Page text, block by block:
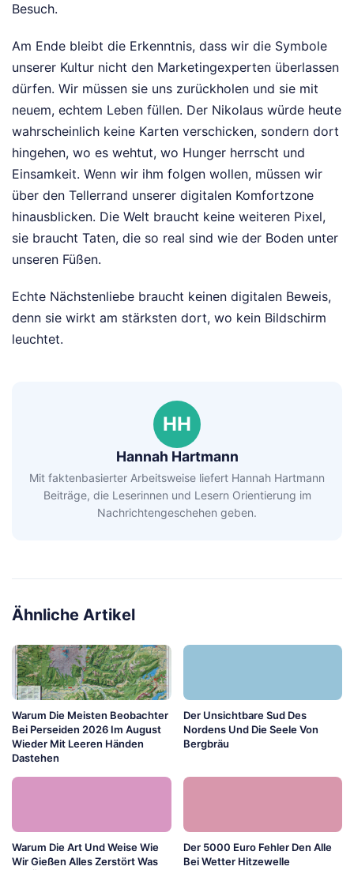
Besuch.
Am Ende bleibt die Erkenntnis, dass wir die Symbole
unserer Kultur nicht den Marketingexperten überlassen
dürfen. Wir müssen sie uns zurückholen und sie mit
neuem, echtem Leben füllen. Der Nikolaus würde heute
wahrscheinlich keine Karten verschicken, sondern dort
hingehen, wo es wehtut, wo Hunger herrscht und
Einsamkeit. Wenn wir ihm folgen wollen, müssen wir
über den Tellerrand unserer digitalen Komfortzone
hinausblicken. Die Welt braucht keine weiteren Pixel,
sie braucht Taten, die so real sind wie der Boden unter
unseren Füßen.
Echte Nächstenliebe braucht keinen digitalen Beweis,
denn sie wirkt am stärksten dort, wo kein Bildschirm
leuchtet.
HH
Hannah Hartmann
Mit faktenbasierter Arbeitsweise liefert Hannah Hartmann
Beiträge, die Leserinnen und Lesern Orientierung im
Nachrichtengeschehen geben.
Ähnliche Artikel
Warum Die Meisten Beobachter
Bei Perseiden 2026 Im August
Wieder Mit Leeren Händen
Dastehen
Der Unsichtbare Sud Des
Nordens Und Die Seele Von
Bergbräu
Warum Die Art Und Weise Wie
Wir Gießen Alles Zerstört Was
Der 5000 Euro Fehler Den Alle
Bei Wetter Hitzewelle